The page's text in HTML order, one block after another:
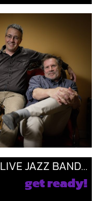
LIVE JAZZ BAND…
get ready!